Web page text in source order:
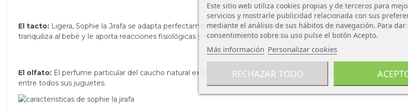
El tacto: Ligera, Sophie la Jirafa se adapta perfectamente a las manitas del bebé: sus largas patas y su cuello le
tranquiliza al bebé y le aporta reacciones fisiológicas y emocionales que le calman.
El olfato: El perfume particular del caucho natural extraído del hevea con el que está fabrciada Sophie la Jirafa,
entre todos sus juguetes.
Este sitio web utiliza cookies propias y de terceros para
servicios y mostrarle publicidad relacionada con sus
mediante el análisis de sus hábitos de navegación. Para dar
consentimiento sobre su uso pulse el botón Acepto.
Más información Personalizar cookies
RECHAZAR TODO